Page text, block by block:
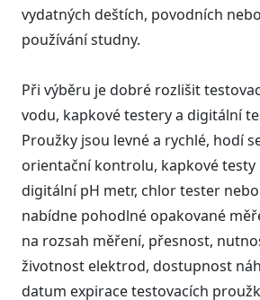
vydatných deštích, povodních
používání studny.
Při výběru je dobré rozlišit
vodu, kapkové testery a digitální
Proužky jsou levné a rychlé, hodí
orientační kontrolu, kapkové testy
digitální pH metr, chlor tester
nabídne pohodlné opakované
na rozsah měření, přesnost,
životnost elektrod, dostupnost
datum expirace testovacích